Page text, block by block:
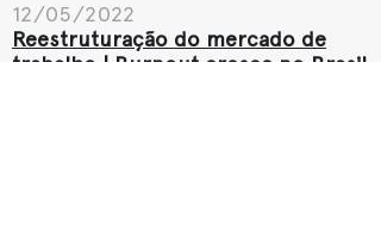
12/05/2022
Reestruturação do mercado de
trabalho | Burnout cresce no Brasil